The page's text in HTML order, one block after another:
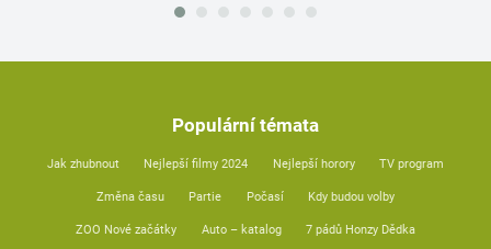
Populární témata
Jak zhubnout Nejlepší filmy 2024 Nejlepší horory TV program
Změna času Partie Počasí Kdy budou volby
ZOO Nové začátky Auto – katalog 7 pádů Honzy Dědka